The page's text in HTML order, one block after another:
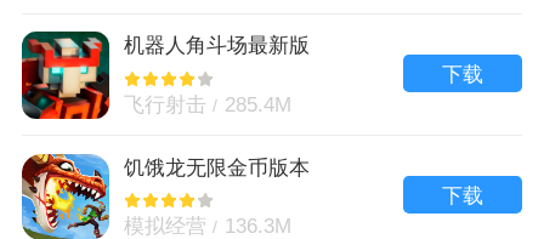
机器人角斗场最新版
飞行射击 285.4M
下载
饥饿龙无限金币版本
模拟经营 136.3M
下载